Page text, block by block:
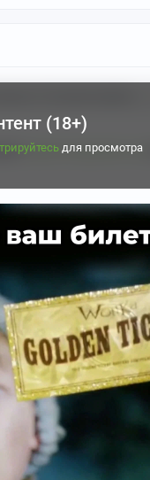
art" и имена
так, как вашей
Вы незамедлительно
персонажа в целях
можно, но только
(18+)
для просмотра
зарегистрироваться